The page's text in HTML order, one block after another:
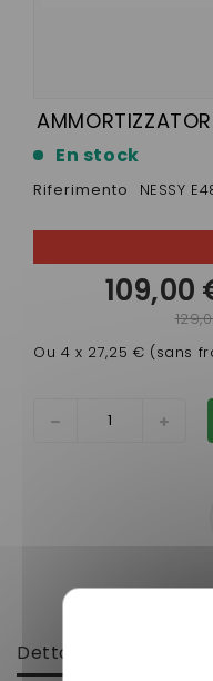
En stock
Riferimento NESSY
109,00
Ou 4 x 27,25 € (sans
Dettagli